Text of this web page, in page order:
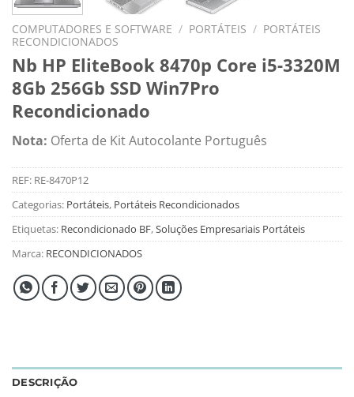
COMPUTADORES E SOFTWARE / PORTÁTEIS / PORTÁTEIS
RECONDICIONADOS
Nb HP EliteBook 8470p Core i5-3320M
8Gb 256Gb SSD Win7Pro
Recondicionado
Nota: Oferta de Kit Autocolante Português
REF: RE-8470P12
Categorias: Portáteis, Portáteis Recondicionados
Etiquetas: Recondicionado BF,Soluções Empresariais Portáteis
Marca: RECONDICIONADOS
DESCRIÇÃO